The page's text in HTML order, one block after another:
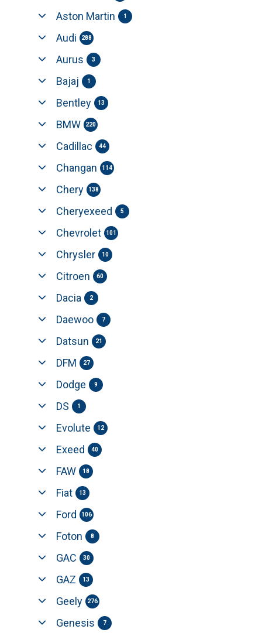
Aston Martin
1
Audi 288
Aurus 3
Bajaj 1
Bentley 13
BMW 220
Cadillac 44
Changan 114
Chery 138
Cheryexeed 5
Chevrolet 101
Chrysler 10
Citroen 60
Dacia 2
Daewoo 7
Datsun 21
DFM 27
Dodge 9
DS 1
Evolute 12
Exeed 40
FAW 18
Fiat 13
Ford 106
Foton 8
GAC 30
GAZ 13
Geely 276
Genesis 7